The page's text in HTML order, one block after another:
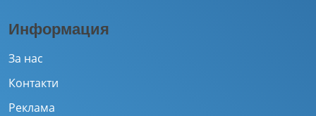
Информация
За нас
Контакти
Реклама